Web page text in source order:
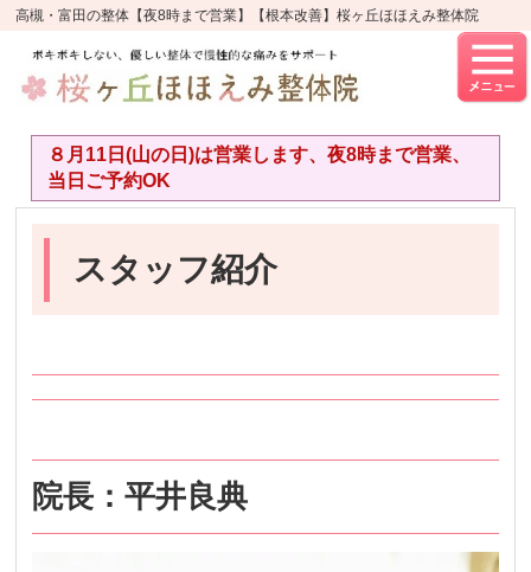
高槻・富田の整体【夜8時まで営業】【根本改善】桜ヶ丘ほほえみ整体院
８月11日(山の日)は営業します、夜8時まで営業、
当日ご予約OK
スタッフ紹介
院長：平井良典